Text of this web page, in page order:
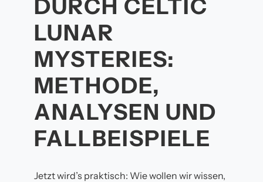
DURCH CELTIC
LUNAR
MYSTERIES:
METHODE,
ANALYSEN UND
FALLBEISPIELE
Jetzt wird’s praktisch: Wie wollen wir wissen,